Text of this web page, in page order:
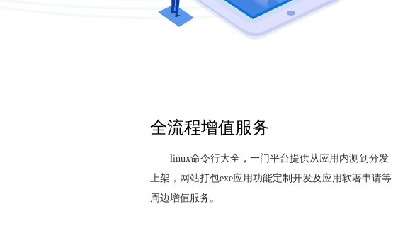
全流程增值服务
linux命令行大全，一门平台提供从应用内测到分发
上架，网站打包exe应用功能定制开发及应用软著申请等
周边增值服务。